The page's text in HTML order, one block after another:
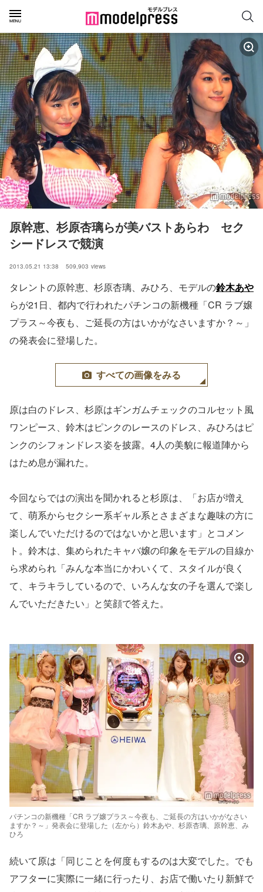
原幹恵、杉原杏璃らが美バストあらわ　セク
シードレスで競演
2013.05.21 13:38 509,903 views
タレントの原幹恵、杉原杏璃、みひろ、モデルの鈴木あや
らが21日、都内で行われたパチンコの新機種「CR ラブ嬢
プラス～今夜も、ご延長の方はいかがなさいますか？～」
の発表会に登場した。
すべての画像をみる
原は白のドレス、杉原はギンガムチェックのコルセット風
ワンピース、鈴木はピンクのレースのドレス、みひろはピ
ンクのシフォンドレス姿を披露。4人の美貌に報道陣から
はため息が漏れた。
今回ならではの演出を聞かれると杉原は、「お店が増え
て、萌系からセクシー系ギャル系とさまざまな趣味の方に
楽しんでいただけるのではないかと思います」とコメン
ト。鈴木は、集められたキャバ嬢の印象をモデルの目線か
ら求められ「みんな本当にかわいくて、スタイルが良く
て、キラキラしているので、いろんな女の子を選んで楽し
んでいただきたい」と笑顔で答えた。
パチンコの新機種「CR ラブ嬢プラス～今夜も、ご延長の方はいかがなさい
ますか？～」発表会に登場した（左から）鈴木あや、杉原杏璃、原幹恵、み
ひろ
続いて原は「同じことを何度もするのは大変でした。でも
アフターに実際に一緒に行ったり、お店で働いたり新鮮で